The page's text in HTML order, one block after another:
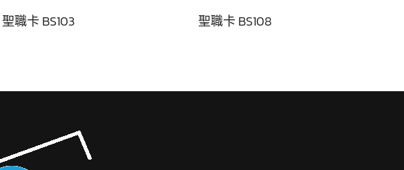
聖職卡 BS103 聖職卡 BS108